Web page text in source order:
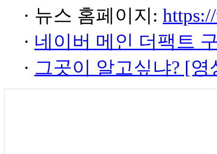
· 뉴스 홈페이지:
· 네이버 메인 더팩트
· 그곳이 알고싶냐? [